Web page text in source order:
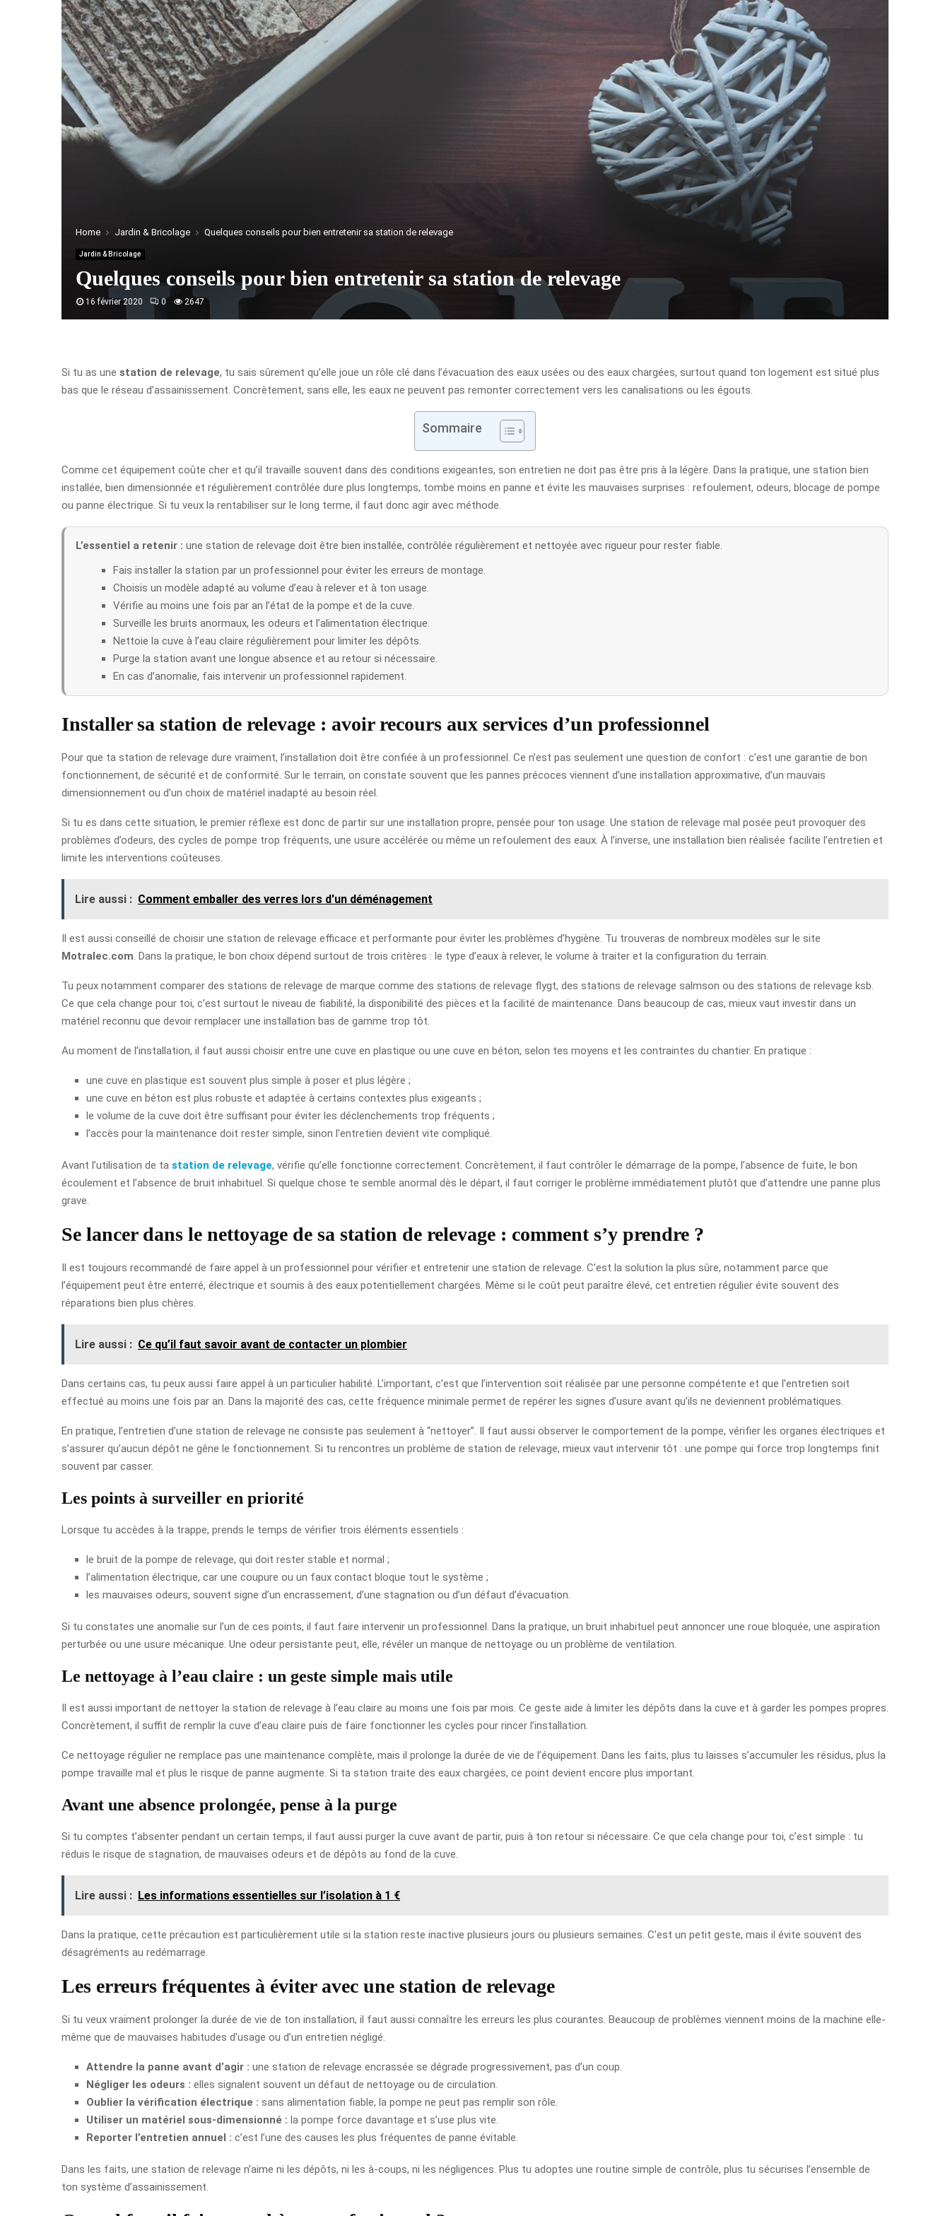
Home Jardin & Bricolage Quelques conseils pour bien entretenir sa station de relevage
Jardin & Bricolage
Quelques conseils pour bien entretenir sa station de relevage
16 février 2020 0 2647
Si tu as une station de relevage, tu sais sûrement qu’elle joue un rôle clé dans l’évacuation des eaux usées ou des eaux chargées, surtout quand ton logement est situé plus
bas que le réseau d’assainissement. Concrètement, sans elle, les eaux ne peuvent pas remonter correctement vers les canalisations ou les égouts.
Sommaire
Comme cet équipement coûte cher et qu’il travaille souvent dans des conditions exigeantes, son entretien ne doit pas être pris à la légère. Dans la pratique, une station bien
installée, bien dimensionnée et régulièrement contrôlée dure plus longtemps, tombe moins en panne et évite les mauvaises surprises : refoulement, odeurs, blocage de pompe
ou panne électrique. Si tu veux la rentabiliser sur le long terme, il faut donc agir avec méthode.
L’essentiel a retenir : une station de relevage doit être bien installée, contrôlée régulièrement et nettoyée avec rigueur pour rester fiable.
Fais installer la station par un professionnel pour éviter les erreurs de montage.
Choisis un modèle adapté au volume d’eau à relever et à ton usage.
Vérifie au moins une fois par an l’état de la pompe et de la cuve.
Surveille les bruits anormaux, les odeurs et l’alimentation électrique.
Nettoie la cuve à l’eau claire régulièrement pour limiter les dépôts.
Purge la station avant une longue absence et au retour si nécessaire.
En cas d’anomalie, fais intervenir un professionnel rapidement.
Installer sa station de relevage : avoir recours aux services d’un professionnel
Pour que ta station de relevage dure vraiment, l’installation doit être confiée à un professionnel. Ce n’est pas seulement une question de confort : c’est une garantie de bon
fonctionnement, de sécurité et de conformité. Sur le terrain, on constate souvent que les pannes précoces viennent d’une installation approximative, d’un mauvais
dimensionnement ou d’un choix de matériel inadapté au besoin réel.
Si tu es dans cette situation, le premier réflexe est donc de partir sur une installation propre, pensée pour ton usage. Une station de relevage mal posée peut provoquer des
problèmes d’odeurs, des cycles de pompe trop fréquents, une usure accélérée ou même un refoulement des eaux. À l’inverse, une installation bien réalisée facilite l’entretien et
limite les interventions coûteuses.
Lire aussi : Comment emballer des verres lors d'un déménagement
Il est aussi conseillé de choisir une station de relevage efficace et performante pour éviter les problèmes d’hygiène. Tu trouveras de nombreux modèles sur le site
Motralec.com . Dans la pratique, le bon choix dépend surtout de trois critères : le type d’eaux à relever, le volume à traiter et la configuration du terrain.
Tu peux notamment comparer des stations de relevage de marque comme des stations de relevage flygt, des stations de relevage salmson ou des stations de relevage ksb.
Ce que cela change pour toi, c’est surtout le niveau de fiabilité, la disponibilité des pièces et la facilité de maintenance. Dans beaucoup de cas, mieux vaut investir dans un
matériel reconnu que devoir remplacer une installation bas de gamme trop tôt.
Au moment de l’installation, il faut aussi choisir entre une cuve en plastique ou une cuve en béton, selon tes moyens et les contraintes du chantier. En pratique :
une cuve en plastique est souvent plus simple à poser et plus légère ;
une cuve en béton est plus robuste et adaptée à certains contextes plus exigeants ;
le volume de la cuve doit être suffisant pour éviter les déclenchements trop fréquents ;
l’accès pour la maintenance doit rester simple, sinon l’entretien devient vite compliqué.
Avant l’utilisation de ta station de relevage, vérifie qu’elle fonctionne correctement. Concrètement, il faut contrôler le démarrage de la pompe, l’absence de fuite, le bon
écoulement et l’absence de bruit inhabituel. Si quelque chose te semble anormal dès le départ, il faut corriger le problème immédiatement plutôt que d’attendre une panne plus
grave.
Se lancer dans le nettoyage de sa station de relevage : comment s’y prendre ?
Il est toujours recommandé de faire appel à un professionnel pour vérifier et entretenir une station de relevage. C’est la solution la plus sûre, notamment parce que
l’équipement peut être enterré, électrique et soumis à des eaux potentiellement chargées. Même si le coût peut paraître élevé, cet entretien régulier évite souvent des
réparations bien plus chères.
Lire aussi : Ce qu’il faut savoir avant de contacter un plombier
Dans certains cas, tu peux aussi faire appel à un particulier habilité. L’important, c’est que l’intervention soit réalisée par une personne compétente et que l’entretien soit
effectué au moins une fois par an. Dans la majorité des cas, cette fréquence minimale permet de repérer les signes d’usure avant qu’ils ne deviennent problématiques.
En pratique, l’entretien d’une station de relevage ne consiste pas seulement à “nettoyer”. Il faut aussi observer le comportement de la pompe, vérifier les organes électriques et
s’assurer qu’aucun dépôt ne gêne le fonctionnement. Si tu rencontres un problème de station de relevage, mieux vaut intervenir tôt : une pompe qui force trop longtemps finit
souvent par casser.
Les points à surveiller en priorité
Lorsque tu accèdes à la trappe, prends le temps de vérifier trois éléments essentiels :
le bruit de la pompe de relevage, qui doit rester stable et normal ;
l’alimentation électrique, car une coupure ou un faux contact bloque tout le système ;
les mauvaises odeurs, souvent signe d’un encrassement, d’une stagnation ou d’un défaut d’évacuation.
Si tu constates une anomalie sur l’un de ces points, il faut faire intervenir un professionnel. Dans la pratique, un bruit inhabituel peut annoncer une roue bloquée, une aspiration
perturbée ou une usure mécanique. Une odeur persistante peut, elle, révéler un manque de nettoyage ou un problème de ventilation.
Le nettoyage à l’eau claire : un geste simple mais utile
Il est aussi important de nettoyer la station de relevage à l’eau claire au moins une fois par mois. Ce geste aide à limiter les dépôts dans la cuve et à garder les pompes propres.
Concrètement, il suffit de remplir la cuve d’eau claire puis de faire fonctionner les cycles pour rincer l’installation.
Ce nettoyage régulier ne remplace pas une maintenance complète, mais il prolonge la durée de vie de l’équipement. Dans les faits, plus tu laisses s’accumuler les résidus, plus la
pompe travaille mal et plus le risque de panne augmente. Si ta station traite des eaux chargées, ce point devient encore plus important.
Avant une absence prolongée, pense à la purge
Si tu comptes t’absenter pendant un certain temps, il faut aussi purger la cuve avant de partir, puis à ton retour si nécessaire. Ce que cela change pour toi, c’est simple : tu
réduis le risque de stagnation, de mauvaises odeurs et de dépôts au fond de la cuve.
Lire aussi : Les informations essentielles sur l’isolation à 1 €
Dans la pratique, cette précaution est particulièrement utile si la station reste inactive plusieurs jours ou plusieurs semaines. C’est un petit geste, mais il évite souvent des
désagréments au redémarrage.
Les erreurs fréquentes à éviter avec une station de relevage
Si tu veux vraiment prolonger la durée de vie de ton installation, il faut aussi connaître les erreurs les plus courantes. Beaucoup de problèmes viennent moins de la machine elle-
même que de mauvaises habitudes d’usage ou d’un entretien négligé.
Attendre la panne avant d’agir : une station de relevage encrassée se dégrade progressivement, pas d’un coup.
Négliger les odeurs : elles signalent souvent un défaut de nettoyage ou de circulation.
Oublier la vérification électrique : sans alimentation fiable, la pompe ne peut pas remplir son rôle.
Utiliser un matériel sous-dimensionné : la pompe force davantage et s’use plus vite.
Reporter l’entretien annuel : c’est l’une des causes les plus fréquentes de panne évitable.
Dans les faits, une station de relevage n’aime ni les dépôts, ni les à-coups, ni les négligences. Plus tu adoptes une routine simple de contrôle, plus tu sécurises l’ensemble de
ton système d’assainissement.